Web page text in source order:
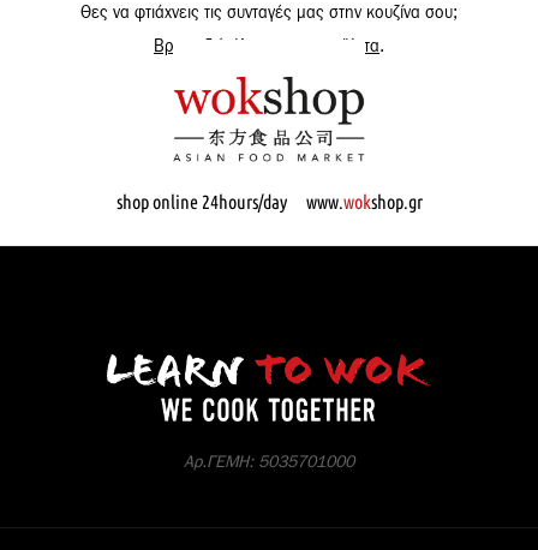
Θες να φτιάχνεις τις συνταγές μας στην κουζίνα σου;
Βρες εδώ όλα μας τα προϊόντα.
shop online 24hours/day www.wokshop.gr
Αρ.ΓΕΜΗ: 5035701000